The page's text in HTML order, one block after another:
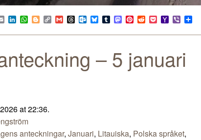
EmailLinkedIn
WhatsApp
BloggerCopy
Link
GmailThreadsOutlook.com
Bluesky
TumblrMastodon
Pinterest
RedditPocketYahoo
Mail
Viber
– 5 januari
at 22:36.
anteckningar, Januari, Litauiska, Polska språket,